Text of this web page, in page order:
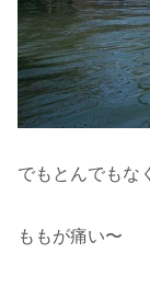
でもとんでもな
ももが痛い〜